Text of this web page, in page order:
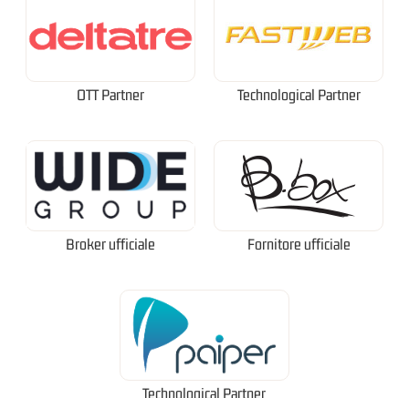
OTT Partner Technological Partner
Broker ufficiale Fornitore ufficiale
Technological Partner